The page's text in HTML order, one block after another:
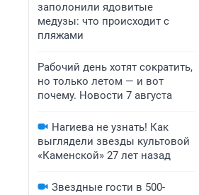
заполонили ядовитые
медузы: что происходит с
пляжами
Рабочий день хотят сократить,
но только летом — и вот
почему. Новости 7 августа
Нагиева не узнать! Как
выглядели звезды культовой
«Каменской» 27 лет назад
Звездные гости в 500-